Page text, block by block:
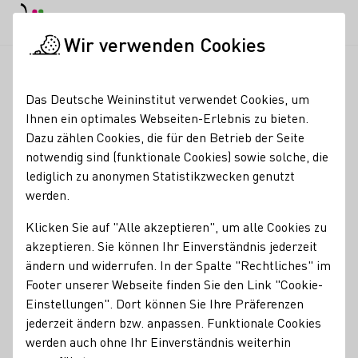
HiwwelWeinProbe
Registrierung erforderlich
Offene Weinprobe mit rheinhessischen Weinen in
entspannter Atmosphäre!
Lust auf einen genussvollen Abend mit Freund/-innen?
Dann laden wir euch herzlich zur offenen Weinprobe der
HiwwelConnection ein! Erlebt eine entspannte
Atmosphäre, in der ihr verschiedene rheinhessische Weine
probieren dürft. Egal, ob Weinliebhaber/-in oder einfach
nur neugierig – hier ist für jeden etwas dabei!
Wir verwenden Cookies
Das Deutsche Weininstitut verwendet Cookies, um
Ihnen ein optimales Webseiten-Erlebnis zu bieten.
Dazu zählen Cookies, die für den Betrieb der Seite
notwendig sind (funktionale Cookies) sowie solche, die
lediglich zu anonymen Statistikzwecken genutzt
werden.
Klicken Sie auf "Alle akzeptieren", um alle Cookies zu
akzeptieren. Sie können Ihr Einverständnis jederzeit
ändern und widerrufen. In der Spalte "Rechtliches" im
Footer unserer Webseite finden Sie den Link "Cookie-
Einstellungen". Dort können Sie Ihre Präferenzen
jederzeit ändern bzw. anpassen. Funktionale Cookies
werden auch ohne Ihr Einverständnis weiterhin